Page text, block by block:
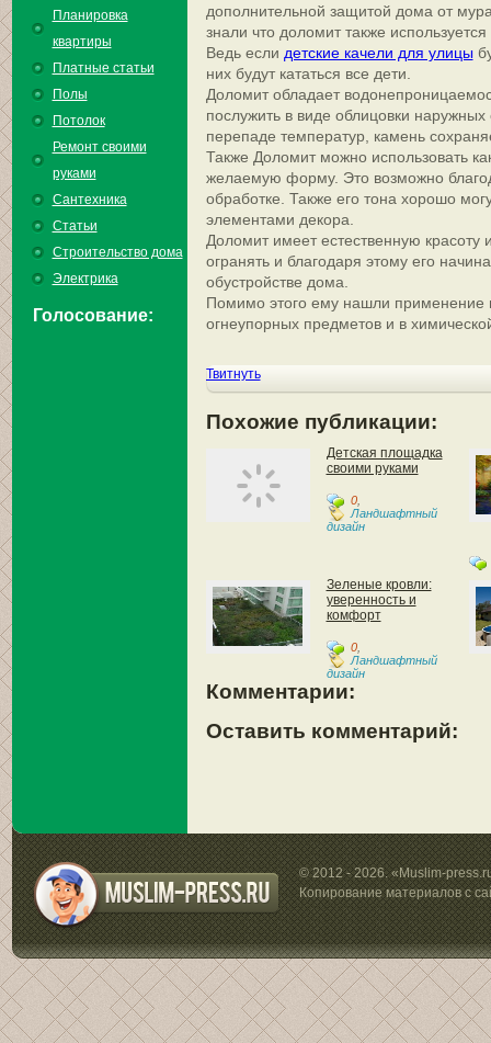
Планировка
квартиры
Платные статьи
Полы
Потолок
Ремонт своими
руками
Сантехника
Статьи
Строительство дома
Электрика
Голосование:
дополнительной защитой дома от
знали что доломит также
Ведь если детские качели для улицы
них будут кататься все дети.
Доломит обладает
послужить в виде облицовки
перепаде температур, камень
Также Доломит можно использовать
желаемую форму. Это возможно
обработке. Также его тона хорошо
элементами декора.
Доломит имеет естественную красоту
огранять и благодаря этому его
обустройстве дома.
Помимо этого ему нашли применение
огнеупорных предметов и в
Твитнуть
Похожие публикации:
Детская площадка
своими руками
0,
Ландшафтный
дизайн
Зеленые кровли:
уверенность и
комфорт
0,
Ландшафтный
дизайн
Комментарии:
Оставить комментарий:
© 2012 - 2026. «Muslim-
Копирование материалов с